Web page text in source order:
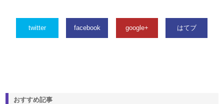
twitter facebook google+ はてブ
おすすめ記事